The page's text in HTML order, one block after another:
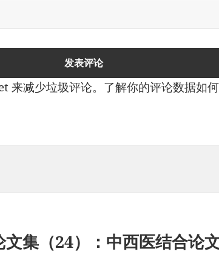
来减少垃圾评论。 了解你的评论数据如
集（24）：中西医结合论